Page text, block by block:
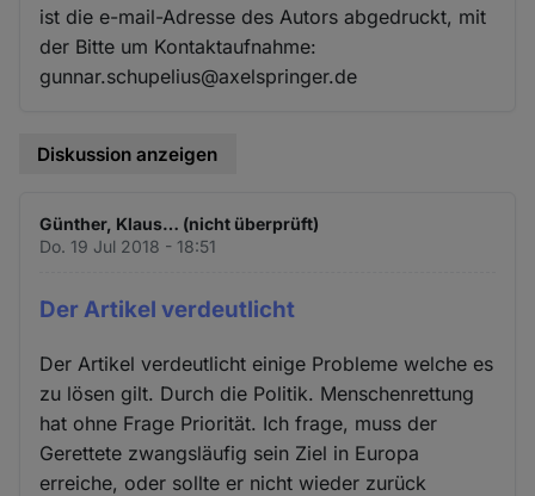
ist die e-mail-Adresse des Autors abgedruckt, mit
der Bitte um Kontaktaufnahme:
gunnar.schupelius@axelspringer.de
Diskussion anzeigen
Günther, Klaus… (nicht überprüft)
Do. 19 Jul 2018 - 18:51
Der Artikel verdeutlicht
Der Artikel verdeutlicht einige Probleme welche es
zu lösen gilt. Durch die Politik. Menschenrettung
hat ohne Frage Priorität. Ich frage, muss der
Gerettete zwangsläufig sein Ziel in Europa
erreiche, oder sollte er nicht wieder zurück